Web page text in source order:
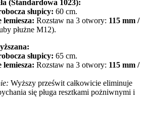
(Standardowa 1023):
słupicy: 60 cm.
lemiesza: Rozstaw na 3 otwory: 115 mm /
płużne M12).
słupicy: 65 cm.
lemiesza: Rozstaw na 3 otwory: 115 mm /
Wyższy prześwit całkowicie eliminuje
się pługa resztkami pożniwnymi i